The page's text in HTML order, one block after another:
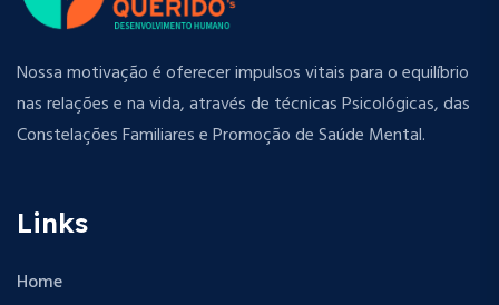
Nossa motivação é oferecer impulsos vitais para o equilíbrio
nas relações e na vida, através de técnicas Psicológicas, das
Constelações Familiares e Promoção de Saúde Mental.
Links
Home